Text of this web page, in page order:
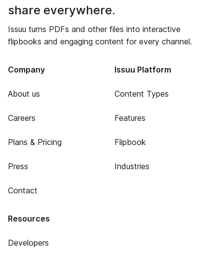
share everywhere.
Issuu turns PDFs and other files into interactive
flipbooks and engaging content for every channel.
Company
About us
Careers
Plans & Pricing
Press
Contact
Issuu Platform
Content Types
Features
Flipbook
Industries
Resources
Developers